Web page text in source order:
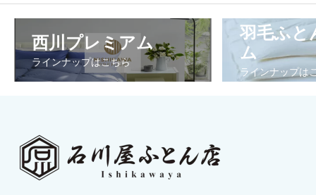
¥123,200
¥516,230
¥60,500
¥198,000
格
は
で
し
価
格
は
で
西川プレミアム
ラインナップはこちら
羽毛ふと
ム
ラインナップは